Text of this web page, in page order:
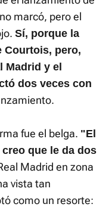
marcó, pero el
Sí, porque la
Courtois, pero,
Madrid y el
dos veces con
fue el belga. "El
que le da dos
Madrid en zona
vista tan
como un resorte: